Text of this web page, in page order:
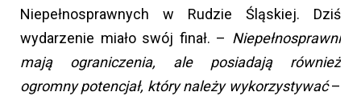
Niepełnosprawnych w Rudzie Śląskiej. Dziś
wydarzenie miało swój finał. – Niepełnosprawni
mają ograniczenia, ale posiadają również
ogromny potencjał, który należy wykorzystywać–